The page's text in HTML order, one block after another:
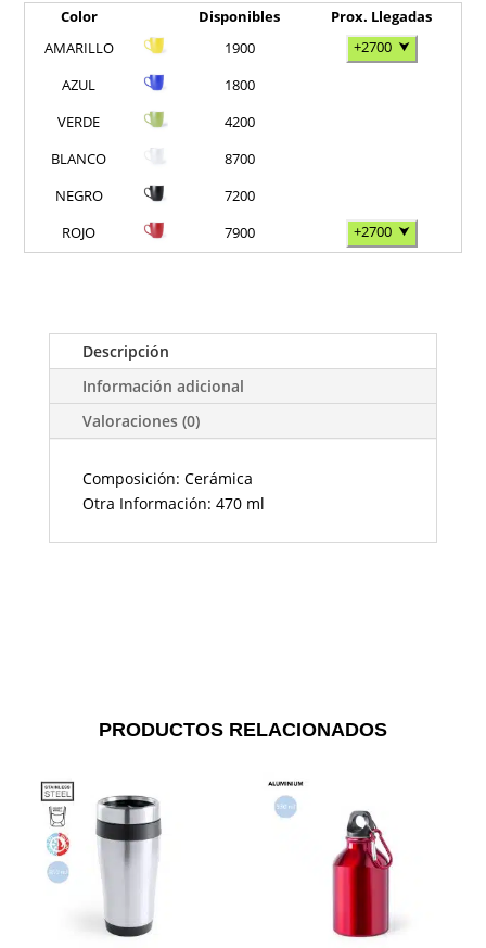
Color Disponibles
Prox. Llegadas
AMARILLO
1900 +2700 ⮟
AZUL
1800
VERDE
4200
BLANCO
8700
NEGRO
7200
ROJO
7900 +2700 ⮟
Descripción
Información adicional
Valoraciones (0)
Composición: Cerámica
Otra Información: 470 ml
PRODUCTOS RELACIONADOS